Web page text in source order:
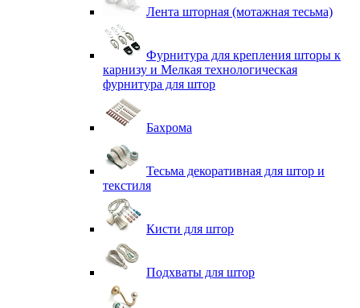
Лента шторная (мотажная тесьма)
Фурнитура для крепления шторы к
карнизу и Мелкая технологическая
фурнитура для штор
Бахрома
Тесьма декоративная для штор и
текстиля
Кисти для штор
Подхваты для штор